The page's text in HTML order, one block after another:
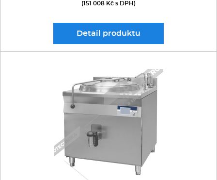
(151 008 Kč s DPH)
Detail produktu